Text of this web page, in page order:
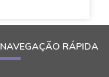
NAVEGAÇÃO RÁPIDA